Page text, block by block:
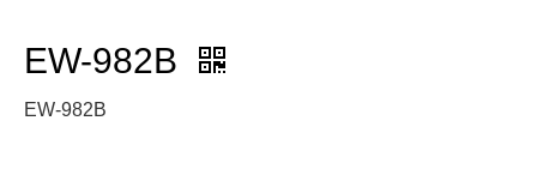
EW-982B
EW-982B